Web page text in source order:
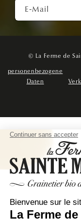
E-Mail
© La Ferme de
personenbezogene
Daten